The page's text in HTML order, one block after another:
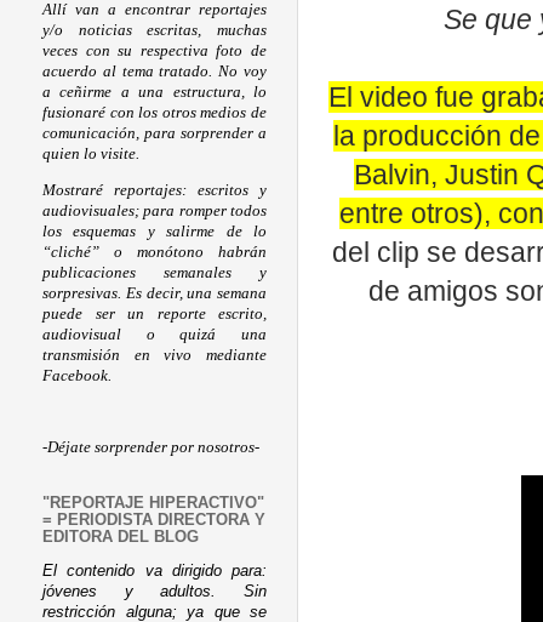
Se que
El video fue
la producción
Balvin, Justin
entre otros),
del clip se
de amigos
Allí van a encontrar reportajes
y/o noticias escritas, muchas
veces con su respectiva foto de
acuerdo al tema tratado. No voy
a ceñirme a una estructura, lo
fusionaré con los otros medios de
comunicación, para sorprender a
quien lo visite.
Mostraré reportajes: escritos y
audiovisuales; para romper todos
los esquemas y salirme de lo
“cliché” o monótono habrán
publicaciones semanales y
sorpresivas. Es decir, una semana
puede ser un reporte escrito,
audiovisual o quizá una
transmisión en vivo mediante
Facebook.
-Déjate sorprender por nosotros-
"REPORTAJE HIPERACTIVO"
= PERIODISTA DIRECTORA Y
EDITORA DEL BLOG
El contenido va dirigido para:
jóvenes y adultos. Sin
restricción alguna; ya que se